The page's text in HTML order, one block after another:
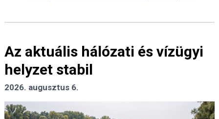
Az aktuális hálózati és vízügyi
helyzet stabil
2026. augusztus 6.